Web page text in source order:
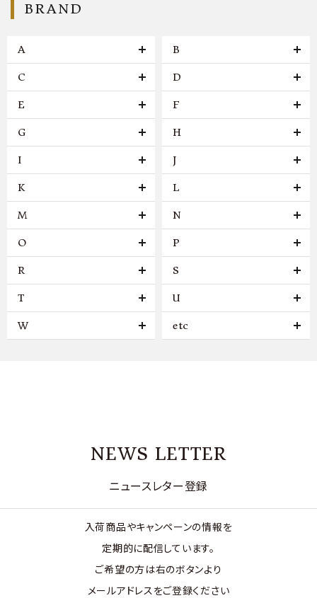
BRAND
A B
C D
E F
G H
I J
K L
M N
O P
R S
T U
W etc
NEWS LETTER
ニュースレター登録
入荷商品やキャンペーンの情報を
定期的に配信しています。
ご希望の方は右のボタンより
メールアドレスをご登録ください